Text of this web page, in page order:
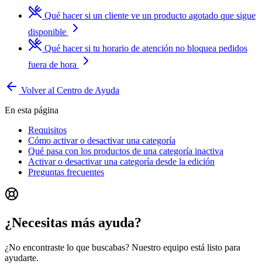
Qué hacer si un cliente ve un producto agotado que sigue
disponible
Qué hacer si tu horario de atención no bloquea pedidos
fuera de hora
Volver al Centro de Ayuda
En esta página
Requisitos
Cómo activar o desactivar una categoría
Qué pasa con los productos de una categoría inactiva
Activar o desactivar una categoría desde la edición
Preguntas frecuentes
¿Necesitas más ayuda?
¿No encontraste lo que buscabas? Nuestro equipo está listo para
ayudarte.